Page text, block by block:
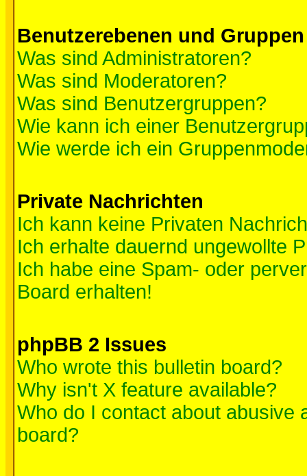
Benutzerebenen und Gruppen
Was sind Administratoren?
Was sind Moderatoren?
Was sind Benutzergruppen?
Wie kann ich einer
Wie werde ich ein
Private Nachrichten
Ich kann keine Privaten
Ich erhalte dauernd ungewollte
Ich habe eine Spam- oder
Board erhalten!
phpBB 2 Issues
Who wrote this bulletin board?
Why isn't X feature available?
Who do I contact about abusive
board?